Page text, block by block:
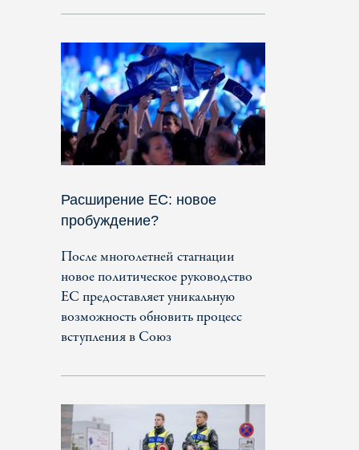
Расширение ЕС: новое
пробуждение?
После многолетней стагнации
новое политическое руководство
ЕС предоставляет уникальную
возможность обновить процесс
вступления в Союз